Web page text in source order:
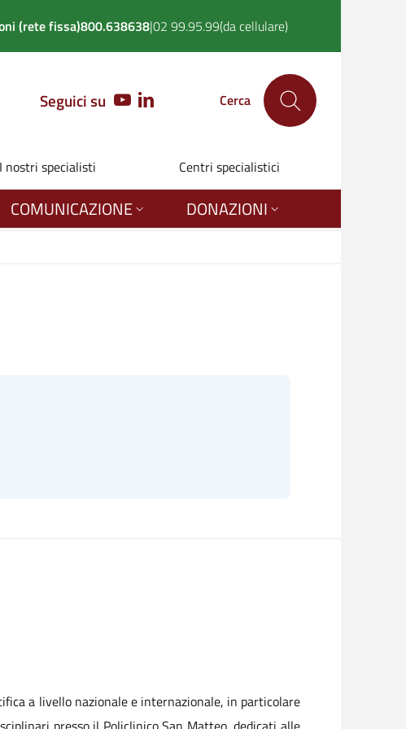
(rete fissa)800.638638|02 99.95.99(da cellulare)
Seguici su YOUTUBELINKEDIN Cerca
I nostri specialisti Centri specialistici
COMUNICAZIONE DONAZIONI
a livello nazionale e internazionale, in particolare